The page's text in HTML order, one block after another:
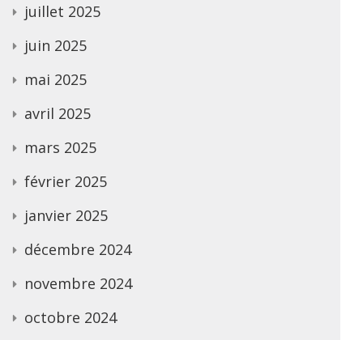
juillet 2025
juin 2025
mai 2025
avril 2025
mars 2025
février 2025
janvier 2025
décembre 2024
novembre 2024
octobre 2024